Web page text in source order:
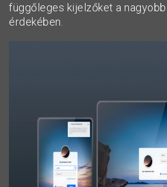
függőleges kijelzőket a
érdekében.